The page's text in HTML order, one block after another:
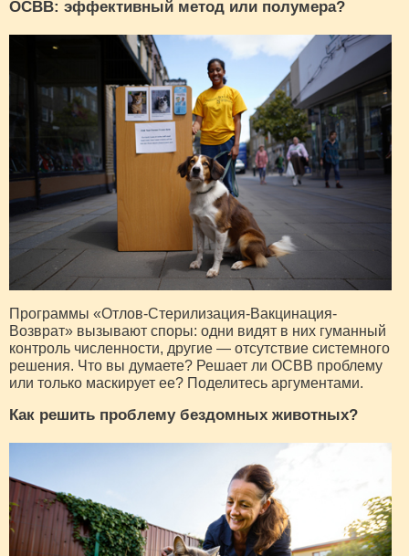
ОСВВ: эффективный метод или полумера?
Программы «Отлов-Стерилизация-Вакцинация-
Возврат» вызывают споры: одни видят в них гуманный
контроль численности, другие — отсутствие системного
решения. Что вы думаете? Решает ли ОСВВ проблему
или только маскирует ее? Поделитесь аргументами.
Как решить проблему бездомных животных?